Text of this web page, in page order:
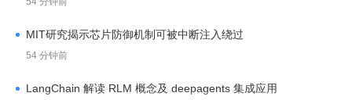
MIT研究揭示芯片防御机制可被中断注入绕过
54 分钟前
LangChain 解读 RLM 概念及 deepagents 集成应用